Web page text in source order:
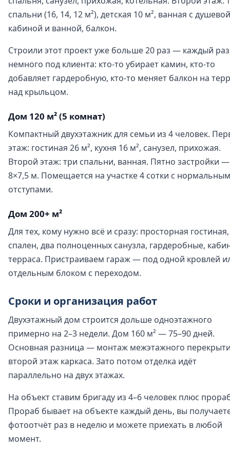
спальни (16, 14, 12 м²), детская 10 м², ванная с душевой
кабиной и ванной, балкон.
Строили этот проект уже больше 20 раз — каждый раз
немного под клиента: кто-то убирает камин, кто-то
добавляет гардеробную, кто-то меняет балкон на
над крыльцом.
Дом 120 м² (5 комнат)
Компактный двухэтажник для семьи из 4 человек.
этаж: гостиная 26 м², кухня 16 м², санузел, прихожая.
Второй этаж: три спальни, ванная. Пятно застройки —
8×7,5 м. Помещается на участке 4 сотки с
отступами.
Дом 200+ м²
Для тех, кому нужно всё и сразу: просторная
спален, два полноценных санузла, гардеробные,
терраса. Пристраиваем гараж — под одной кровлей
отдельным блоком с переходом.
Сроки и организация работ
Двухэтажный дом строится дольше одноэтажного
примерно на 2–3 недели. Дом 160 м² — 75–90 дней.
Основная разница — монтаж межэтажного
второй этаж каркаса. Зато потом отделка идёт
параллельно на двух этажах.
На объект ставим бригаду из 4–6 человек плюс
Прораб бывает на объекте каждый день, вы
фотоотчёт раз в неделю и можете приехать в любой
момент.